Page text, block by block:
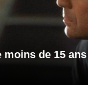
moins de 15